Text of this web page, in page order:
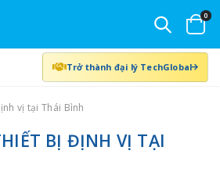
0
Trở thành đại lý TechGlobal
vị tại Thái Bình
BỊ ĐỊNH VỊ TẠI